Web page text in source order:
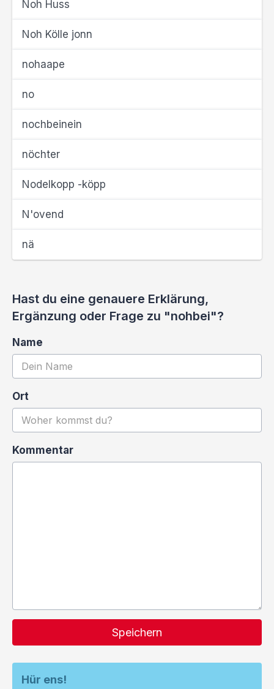
Noh Huss
Noh Kölle jonn
nohaape
no
nochbeinein
nöchter
Nodelkopp -köpp
N'ovend
nä
Hast du eine genauere Erklärung,
Ergänzung oder Frage zu "nohbei"?
Name
Ort
Kommentar
Speichern
Hür ens!